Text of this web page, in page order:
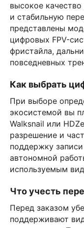
высокое
и стабильную
представлены
цифровых FPV-
фристайла,
повседневных
Как выбрать
При выборе
экосистемой вы
Walksnail или
разрешение и
поддержку
автономной
используемым
Что учесть
Перед заказом
поддерживают